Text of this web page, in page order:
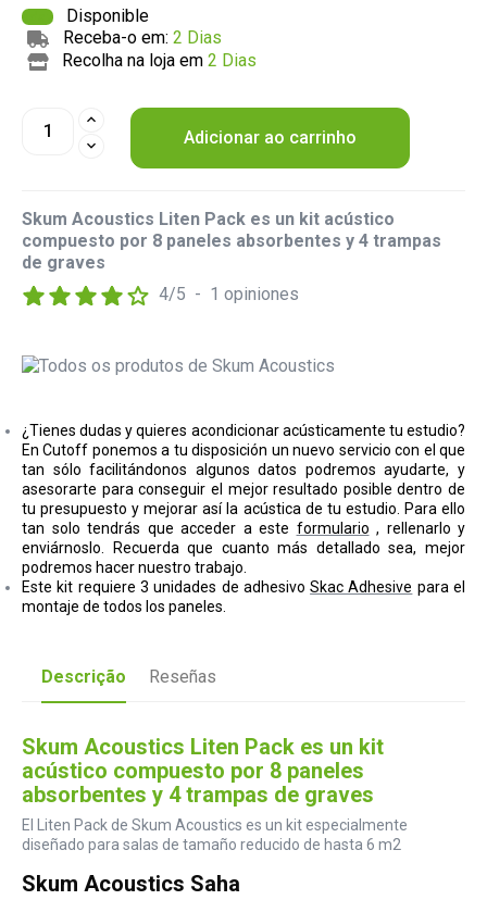
Disponible
Receba-o em:2 Dias
Recolha na loja em2 Dias
Adicionar ao carrinho
Skum Acoustics Liten Pack es un kit acústico
compuesto por 8 paneles absorbentes y 4 trampas
de graves
4/5 - 1 opiniones
¿Tienes dudas y quieres acondicionar acústicamente tu estudio?
En Cutoff ponemos a tu disposición un nuevo servicio con el que
tan sólo facilitándonos algunos datos podremos ayudarte, y
asesorarte para conseguir el mejor resultado posible dentro de
tu presupuesto y mejorar así la acústica de tu estudio.
Para ello
tan solo tendrás que acceder a este formulario , rellenarlo y
enviárnoslo. Recuerda que cuanto más detallado sea, mejor
podremos hacer nuestro trabajo.
Este kit requiere 3 unidades de adhesivoSkac Adhesive para el
montaje de todos los paneles.
Descrição Reseñas
Skum Acoustics Liten Pack es un kit
acústico compuesto por 8 paneles
absorbentes y 4 trampas de graves
El Liten Pack de Skum Acoustics es un kit especialmente
diseñado para salas de tamaño reducido de hasta 6 m2
Skum Acoustics Saha